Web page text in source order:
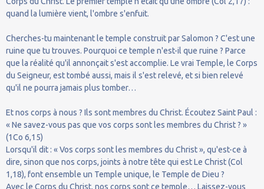
quand la lumière vient, l'ombre s'enfuit.
Cherches-tu maintenant le temple construit par Salomon ? C'est une
ruine que tu trouves. Pourquoi ce temple n'est-il que ruine ? Parce
que la réalité qu'il annonçait s'est accomplie. Le vrai Temple, le Corps
du Seigneur, est tombé aussi, mais il s'est relevé, et si bien relevé
qu'il ne pourra jamais plus tomber…
Et nos corps à nous ? Ils sont membres du Christ. Écoutez Saint Paul :
« Ne savez-vous pas que vos corps sont les membres du Christ ? »
(1Co 6,15)
Lorsqu'il dit : « Vos corps sont les membres du Christ », qu'est-ce à
dire, sinon que nos corps, joints à notre tête qui est Le Christ (Col
1,18), font ensemble un Temple unique, le Temple de Dieu ?
Avec le Corps du Christ, nos corps sont ce temple… Laissez-vous